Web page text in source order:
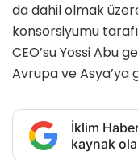
da dahil olmak
konsorsiyumu
CEO’su Yossi Abu
Avrupa ve Asya’ya
İklim
kaynak